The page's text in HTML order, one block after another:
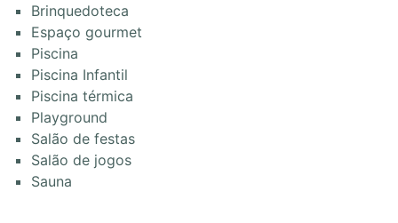
Brinquedoteca
Espaço gourmet
Piscina
Piscina Infantil
Piscina térmica
Playground
Salão de festas
Salão de jogos
Sauna